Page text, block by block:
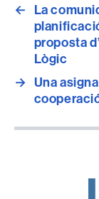
←
La
proposta
Lògic
→ Una